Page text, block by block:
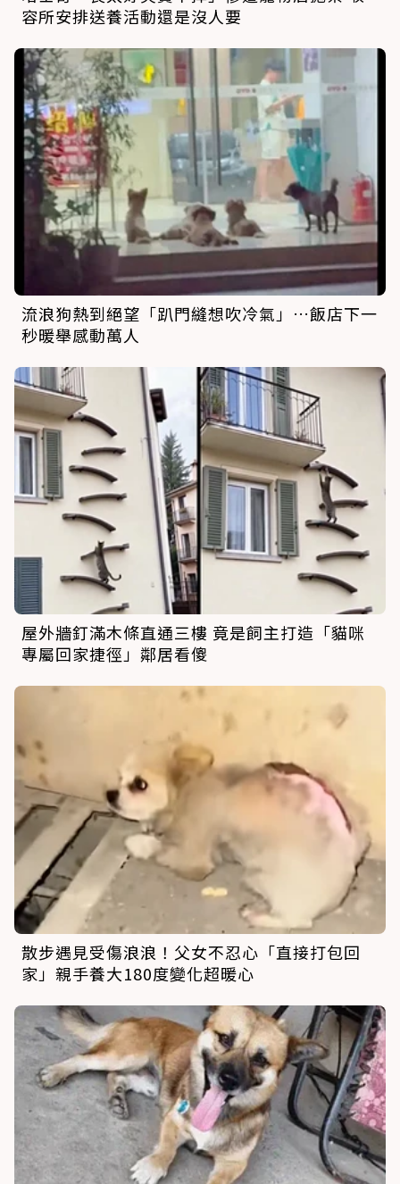
容所安排送養活動還是沒人要
流浪狗熱到絕望「趴門縫想吹冷氣」…飯店下一
秒暖舉感動萬人
屋外牆釘滿木條直通三樓 竟是飼主打造「貓咪
專屬回家捷徑」鄰居看傻
散步遇見受傷浪浪！父女不忍心「直接打包回
家」親手養大180度變化超暖心